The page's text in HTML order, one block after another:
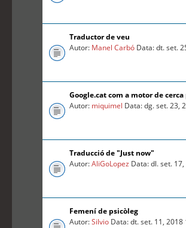
Traductor de veu
Autor: Manel Carbó Data: dt. set.
Google.cat com a motor de
Autor: miquimel Data: dg. set. 23,
Traducció de "Just now"
Autor:AliGoLopez Data: dl. set.
Femení de psicòleg
Autor:Silvio Data: dt. set. 11, 2018